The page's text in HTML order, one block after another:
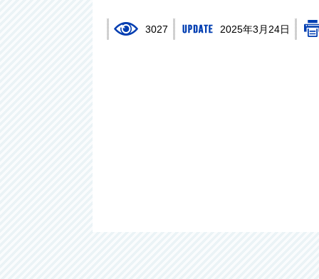
3027 2025年3月24日